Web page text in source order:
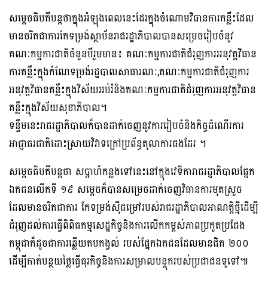
សម្តេចធិបតីបន្តថាក្នុងអំឡុងពេលនេះដែរក្នុងចំណោមវិធានការកន្លឺះដែល
មានចរិតជាការកែទម្រង់ស្ថាប័នរាជរដ្ឋាភិបាលបានសម្រេចរៀបចំនូវ
គណៈកម្មការជាតិចំនួនបីរួមមាន៖ គណៈកម្មការជាតិជំរុញការអនុវត្តវិធាន
ការគន្លឹះក្នុងកំណែទម្រង់រដ្ឋបាលសាធារណៈ,គណៈកម្មការជាតិជំរុញការ
អនុវត្តវិធានគន្លឹះក្នុងវិស័យអប់រំនិងគណៈកម្មការជាតិជំរុញការអនុវត្តវិធាន
គន្លឹះក្នុងវិស័យសុខាភិបាល។
ទន្ទឹមនេះរាជរដ្ឋាភិបាលក៏បានដាក់ចេញនូវការរៀបចំនិងកិច្ចដំណើរការ
អាជ្ញាធរជាតិដោះស្រាយវិវាទក្រៅប្រព័ន្ធតុលាការផងដែរ ។
សម្តេចធិបតីបន្តថា សប្តាហ៍កន្លងទៅនេះនៅក្នុងវេទិការាជរដ្ឋាភិបាលផ្នែក
ឯកជនលើកទី ១៩ សម្តេចក៏បានសម្រេចដាក់ចេញវិធានការមុតស្រួច
ដែលមានចរិតជាការ កែទម្រង់ស៊ីជម្រៅរបស់រាជរដ្ឋាភិបាលអាណត្តិថ្មីដើម្បី
ជំរុញដល់ការធ្វើពិពិធកម្មសេដ្ឋកិច្ចនិងការលើកកម្ពស់ភាពប្រកួតប្រជែង
កម្ពុជាក៏ដូចជាការឆ្លើយតបកង្វល់ របស់ផ្នែកឯកជនដែលមានជិត ២០០
ដើម្បីកាត់បន្ថយថ្លៃធ្វើធុរកិច្ចនិងការសម្រាលបន្ទុករបស់ប្រជាជនទូទៅ៕